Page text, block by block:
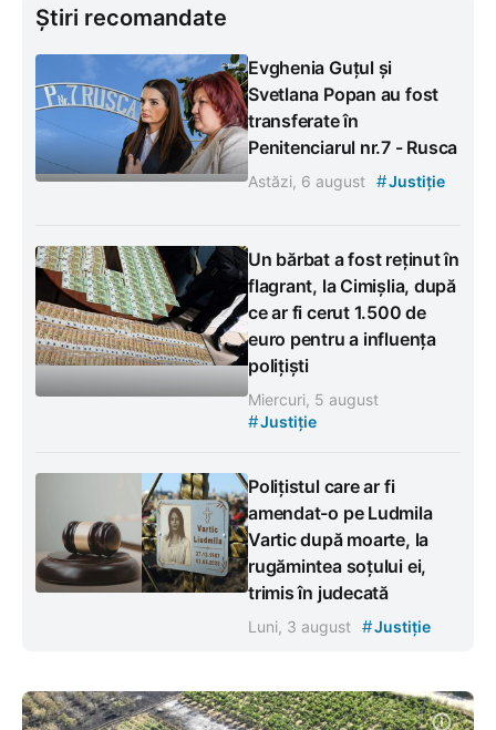
Știri recomandate
Evghenia Guțul și
Svetlana Popan au fost
transferate în
Penitenciarul nr.7 - Rusca
Astăzi, 6 august #Justiție
Un bărbat a fost reținut în
flagrant, la Cimișlia, după
ce ar fi cerut 1.500 de
euro pentru a influența
polițiști
Miercuri, 5 august
#Justiție
Polițistul care ar fi
amendat-o pe Ludmila
Vartic după moarte, la
rugămintea soțului ei,
trimis în judecată
Luni, 3 august #Justiție